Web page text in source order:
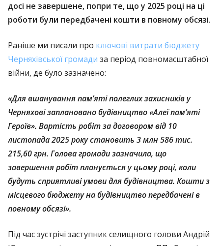
досі не завершене, попри те, що у 2025 році на ці
роботи були передбачені кошти в повному обсязі.
Раніше ми писали про ключові витрати бюджету
Черняхівської громади за період повномасштабної
війни, де було зазначено:
«Для вшанування пам’яті полеглих захисників у
Черняхові заплановано будівництво «Алеї пам’яті
Героїв». Вартість робіт за договором від 10
листопада 2025 року становить 3 млн 586 тис.
215,60 грн. Голова громади зазначила, що
завершення робіт планується у цьому році, коли
будуть сприятливі умови для будівництва. Кошти з
місцевого бюджету на будівництво передбачені в
повному обсязі».
Під час зустрічі заступник селищного голови Андрій